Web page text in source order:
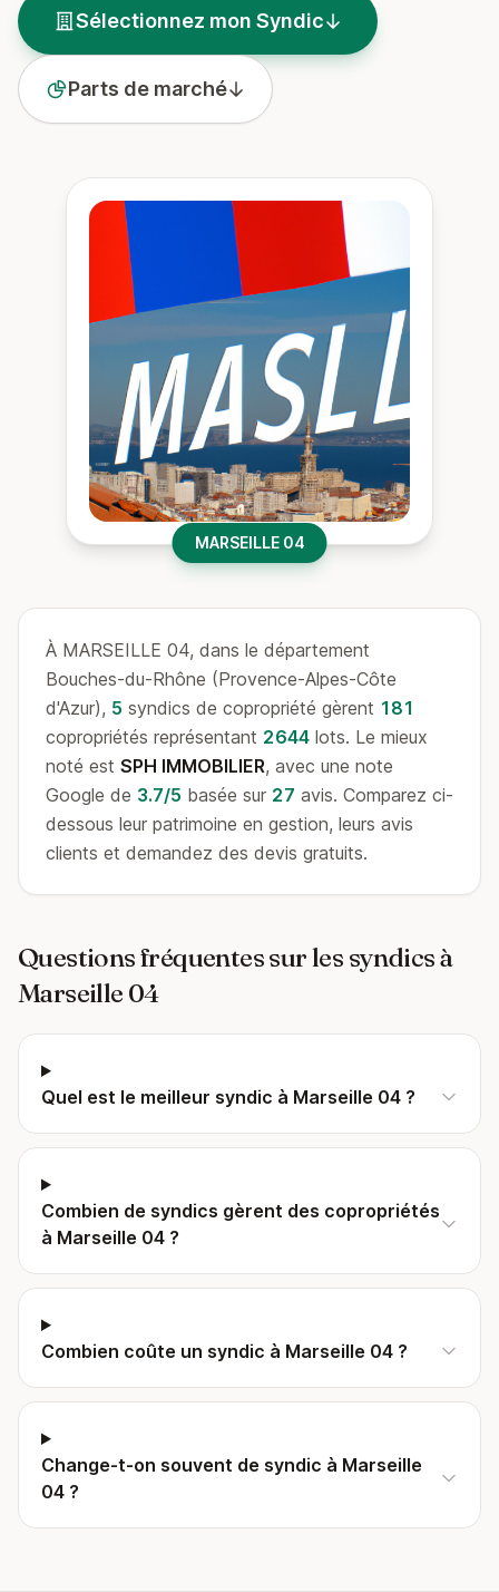
Sélectionnez mon Syndic
Parts de marché
MARSEILLE 04
À MARSEILLE 04, dans le département
Bouches-du-Rhône (Provence-Alpes-Côte
d'Azur), 5 syndics de copropriété gèrent 181
copropriétés représentant 2644 lots. Le mieux
noté est SPH IMMOBILIER, avec une note
Google de 3.7/5 basée sur 27 avis. Comparez ci-
dessous leur patrimoine en gestion, leurs avis
clients et demandez des devis gratuits.
Questions fréquentes sur les syndics à
Marseille 04
Quel est le meilleur syndic à Marseille 04 ?
Combien de syndics gèrent des copropriétés
à Marseille 04 ?
Combien coûte un syndic à Marseille 04 ?
Change-t-on souvent de syndic à Marseille
04 ?